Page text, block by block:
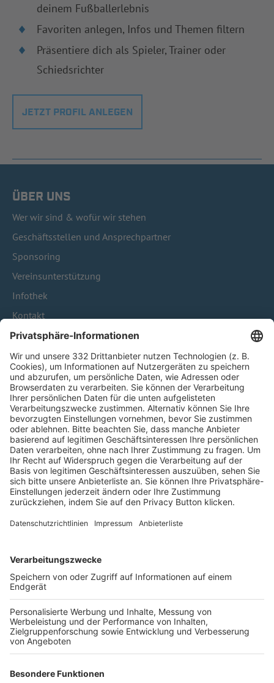
deinem Fußballerlebnis
Favoriten anlegen, Infos und Themen filtern
Präsentiere dich als Spieler, Trainer oder
Schiedsrichter
JETZT PROFIL ANLEGEN
ÜBER UNS
Wer wir sind & wofür wir stehen
Geschäftsstellen und Ansprechpartner
Sponsoring
Vereinsunterstützung
Infothek
Kontakt
HÄUFIG BESUCHTE SEITEN
Pässe und Vereinswechsel
Trainerausbildung
Schulungsangebot Vereinsmitarbeiter
BFV-Geschäftsstellen
Trainerbörse
Login SpielPlus
FOLGE DEM BFV
TOP-VEREINE
TOP-PARTNER